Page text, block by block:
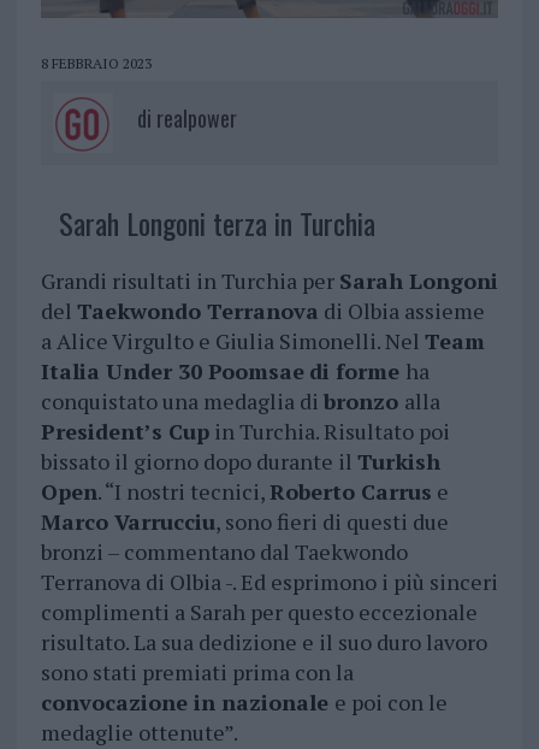
8 FEBBRAIO 2023
di realpower
Sarah Longoni terza in Turchia
Grandi risultati in Turchia per Sarah Longoni
del Taekwondo Terranova di Olbia assieme
a Alice Virgulto e Giulia Simonelli. Nel Team
Italia Under 30 Poomsae di forme ha
conquistato una medaglia di bronzo alla
President’s Cupin Turchia. Risultato poi
bissato il giorno dopo durante il Turkish
Open. “I nostri tecnici,Roberto Carrus e
Marco Varrucciu, sono fieri di questi due
bronzi – commentano dal Taekwondo
Terranova di Olbia -. Ed esprimono i più sinceri
complimenti a Sarah per questo eccezionale
risultato. La sua dedizione e il suo duro lavoro
sono stati premiati prima con la
convocazione in nazionale e poi con le
medaglie ottenute”.